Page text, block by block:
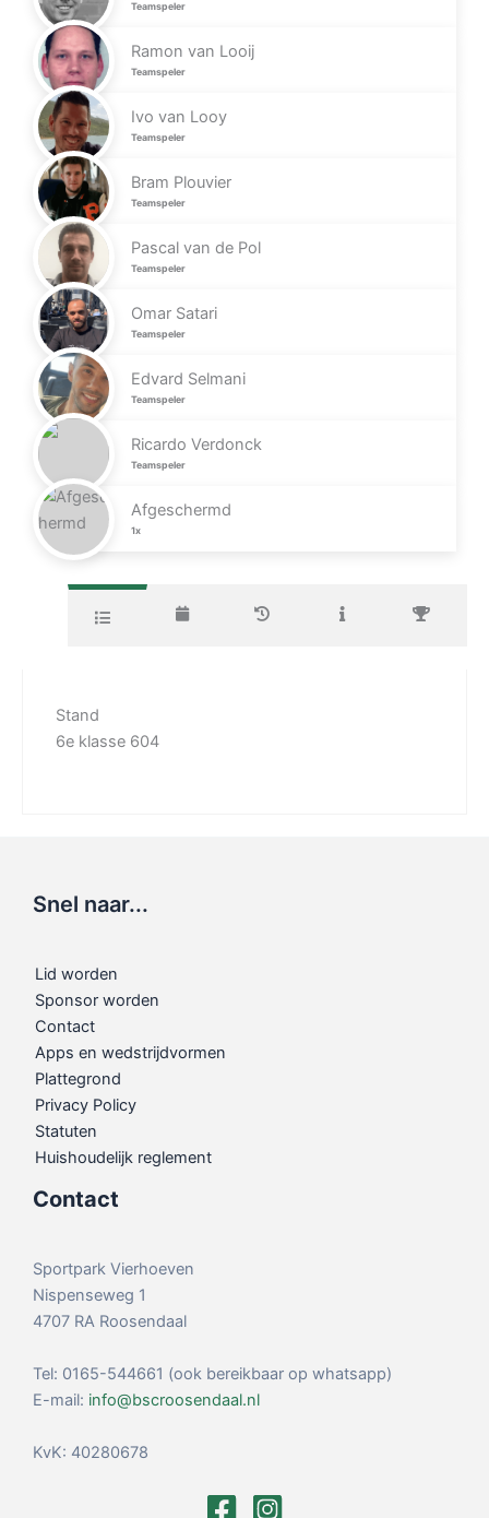
Teamspeler
Ramon van Looij
Teamspeler
Ivo van Looy
Teamspeler
Bram Plouvier
Teamspeler
Pascal van de Pol
Teamspeler
Omar Satari
Teamspeler
Edvard Selmani
Teamspeler
Ricardo Verdonck
Teamspeler
Afgeschermd
1x
Stand
6e klasse 604
Snel naar...
Lid worden
Sponsor worden
Contact
Apps en wedstrijdvormen
Plattegrond
Privacy Policy
Statuten
Huishoudelijk reglement
Contact
Sportpark Vierhoeven
Nispenseweg 1
4707 RA Roosendaal
Tel: 0165-544661 (ook bereikbaar op whatsapp)
E-mail: info@bscroosendaal.nl
KvK: 40280678